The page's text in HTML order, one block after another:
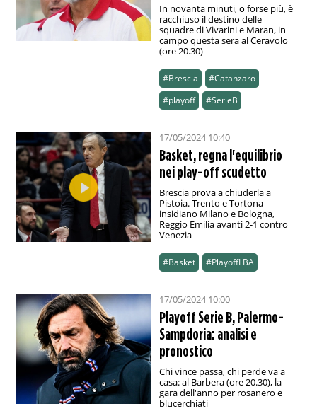
In novanta minuti, o forse più, è
racchiuso il destino delle
squadre di Vivarini e Maran, in
campo questa sera al Ceravolo
(ore 20.30)
#Brescia
#Catanzaro
#playoff
#SerieB
17/05/2024 10:40
Basket, regna l'equilibrio
nei play-off scudetto
Brescia prova a chiuderla a
Pistoia. Trento e Tortona
insidiano Milano e Bologna,
Reggio Emilia avanti 2-1 contro
Venezia
#Basket #PlayoffLBA
17/05/2024 10:00
Playoff Serie B, Palermo-
Sampdoria: analisi e
pronostico
Chi vince passa, chi perde va a
casa: al Barbera (ore 20.30), la
gara dell'anno per rosanero e
blucerchiati